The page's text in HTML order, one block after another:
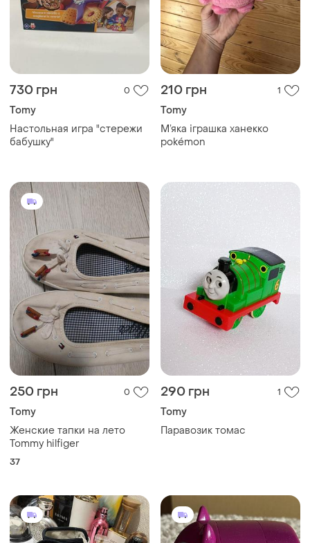
730 грн 0
Tomy
Настольная игра "стережи
бабушку"
210 грн 1
Tomy
М’яка іграшка ханекко
pokémon
250 грн 0
Tomy
Женские тапки на лето
Tommy hilfiger
37
290 грн 1
Tomy
Паравозик томас